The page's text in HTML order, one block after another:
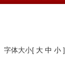
字体大小[ 大 中 小 ]